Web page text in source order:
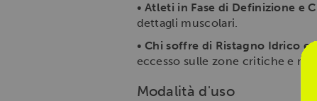
•Atleti in Fase di Definizione e
dettagli muscolari.
•Chi soffre di Ristagno Idrico e
eccesso sulle zone critiche e
Modalità d'uso